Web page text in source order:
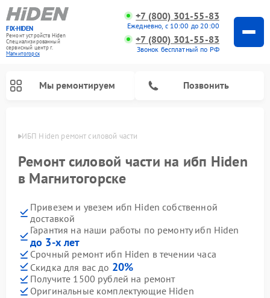
FIX-HIDEN
Ремонт устройств Hiden
Специализированный
cервисный центр г.
Магнитогорск
+7 (800) 301-55-83
Ежедневно, с 10:00 до 20:00
+7 (800) 301-55-83
Звонок бесплатный по РФ
Мы ремонтируем Позвонить
ИБП Hiden ремонт силовой части
Ремонт силовой части на ибп Hiden
в Магнитогорске
Привезем и увезем ибп Hiden собственной
доставкой
Гарантия на наши работы по ремонту ибп Hiden
до 3-х лет
Срочный ремонт ибп Hiden в течении часа
Скидка для вас до 20%
Получите 1500 рублей на ремонт
Оригинальные комплектующие Hiden